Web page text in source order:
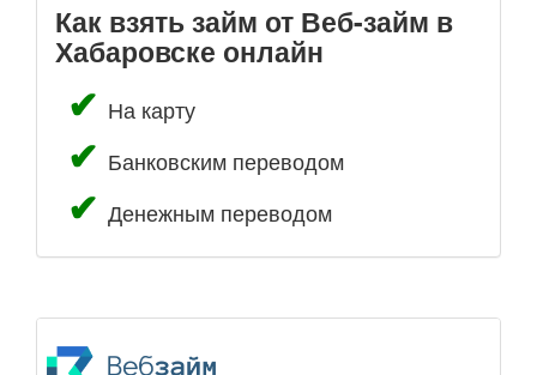
Как взять займ от Веб-займ в
Хабаровске онлайн
На карту
Банковским переводом
Денежным переводом